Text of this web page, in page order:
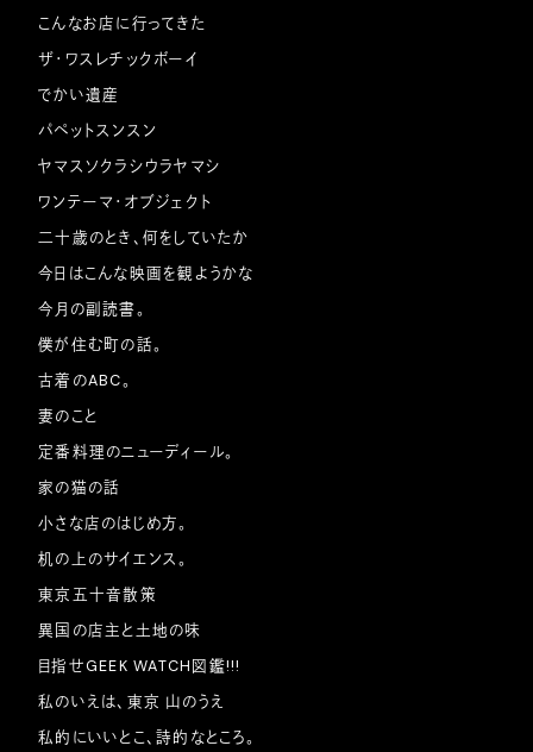
こんなお店に行ってきた
ザ・ワスレチックボーイ
でかい遺産
パペットスンスン
ヤマスソクラシウラヤマシ
ワンテーマ・オブジェクト
二十歳のとき、何をしていたか
今日はこんな映画を観ようかな
今月の副読書。
僕が住む町の話。
古着のABC。
妻のこと
定番料理のニューディール。
家の猫の話
小さな店のはじめ方。
机の上のサイエンス。
東京五十音散策
異国の店主と土地の味
目指せGEEK WATCH図鑑!!!
私のいえは、東京 山のうえ
私的にいいとこ、詩的なところ。